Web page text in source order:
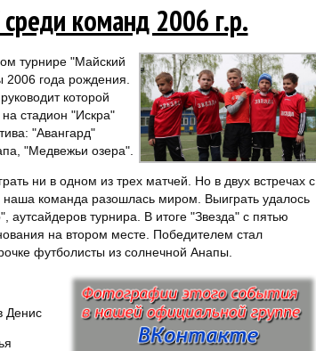
команд 2006 г.р.
турнире "Майский
года рождения.
которой
стадион "Искра"
"Авангард"
"Медвежьи озера".
ни в одном из трех матчей. Но в двух встречах с
команда разошлась миром. Выиграть удалось
аутсайдеров турнира. В итоге "Звезда" с пятью
на втором месте. Победителем стал
футболисты из солнечной Анапы.
Денис